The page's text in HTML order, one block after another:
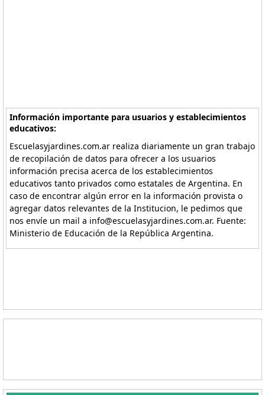
Información importante para usuarios y establecimientos
educativos:
Escuelasyjardines.com.ar realiza diariamente un gran trabajo
de recopilación de datos para ofrecer a los usuarios
información precisa acerca de los establecimientos
educativos tanto privados como estatales de Argentina. En
caso de encontrar algún error en la información provista o
agregar datos relevantes de la Institucion, le pedimos que
nos envíe un mail a info@escuelasyjardines.com.ar. Fuente:
Ministerio de Educación de la República Argentina.